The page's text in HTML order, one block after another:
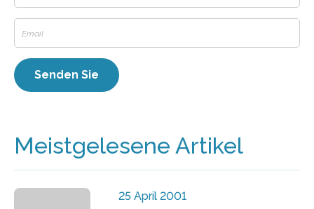
Meistgelesene Artikel
25 April 2001